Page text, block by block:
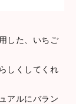
した、いちご
しくしてくれ
アルにバラン